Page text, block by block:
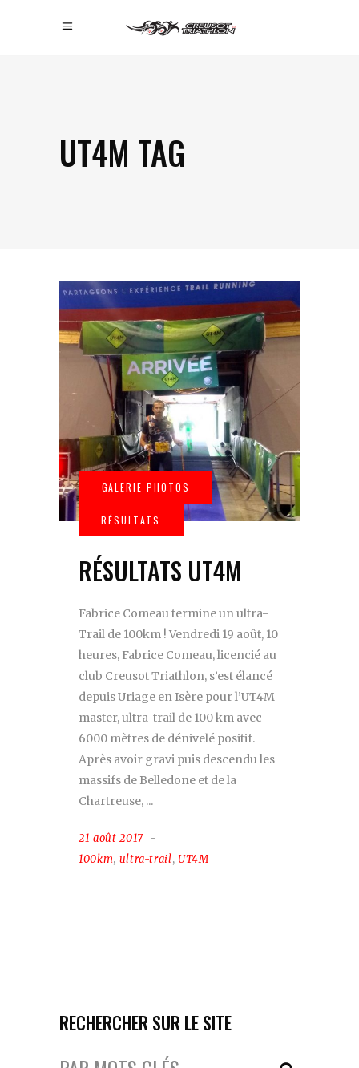
UT4M TAG
RÉSULTATS UT4M
Fabrice Comeau termine un ultra-
Trail de 100km ! Vendredi 19 août, 10
heures, Fabrice Comeau, licencié au
club Creusot Triathlon, s’est élancé
depuis Uriage en Isère pour l’UT4M
master, ultra-trail de 100 km avec
6000 mètres de dénivelé positif.
Après avoir gravi puis descendu les
massifs de Belledone et de la
Chartreuse,
21 août 2017
100km, ultra-trail, UT4M
RECHERCHER SUR LE SITE
Votre